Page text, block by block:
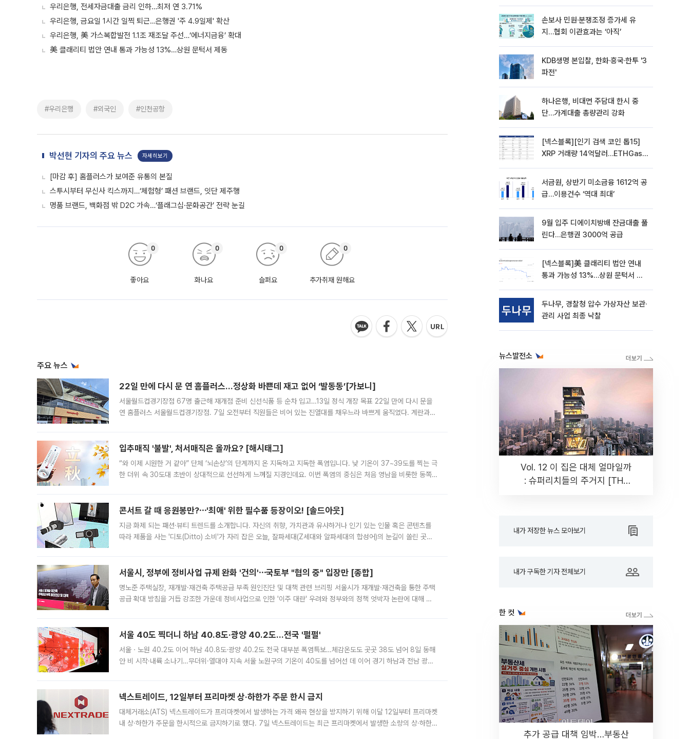
우리은행, 전세자금대출 금리 인하…최저 연 3.71%
우리은행, 금요일 1시간 일찍 퇴근…은행권 '주 4.9일제' 확산
우리은행, 美 가스복합발전 1.1조 재조달 주선…‘에너지금융’ 확대
美 클래리티 법안 연내 통과 가능성 13%…상원 문턱서 제동
#우리은행 #외국인 #인천공항
박선현 기자의 주요 뉴스 자세히보기
[마감 후] 홈플러스가 보여준 유통의 본질
스투시부터 무신사 킥스까지…‘체험형’ 패션 브랜드, 잇단 제주행
명품 브랜드, 백화점 밖 D2C 가속…‘플래그십·문화공간’ 전략 눈길
좋아요
0
화나요
0
슬퍼요
0
추가취재 원해요
0
주요 뉴스
22일 만에 다시 문 연 홈플러스…정상화 바쁜데 재고 없어 ‘발동동’[가보니]
서울월드컵경기장점 67명 출근해 재개점 준비 신선식품 등 순차 입고…13일 정식 개장 목표 22일 만에 다시 문을
연 홈플러스 서울월드컵경기장점. 7일 오전부터 직원들은 비어 있는 진열대를 채우느라 바쁘게 움직였다. 계란과
입추매직 '불발', 처서매직은 올까요? [해시태그]
“와 이제 시원한 거 같아” 단체 ‘뇌손상’의 단계까지 온 지독하고 지독한 폭염입니다. 낮 기온이 37~39도를 찍는 극
한 더위 속 30도대 초반이 상대적으로 선선하게 느껴질 지경인데요. 이번 폭염의 중심은 처음 영남을 비롯한 동쪽
콘서트 갈 때 응원봉만?⋯'최애' 위한 필수품 등장이오! [솔드아웃]
지금 화제 되는 패션·뷰티 트렌드를 소개합니다. 자신의 취향, 가치관과 유사하거나 인기 있는 인물 혹은 콘텐츠를
따라 제품을 사는 '디토(Ditto) 소비'가 자리 잡은 오늘, 잘파세대(Z세대와 알파세대의 합성어)의 눈길이 쏠린 곳은
서울시, 정부에 정비사업 규제 완화 '건의'⋯국토부 "협의 중" 입장만 [종합]
명노준 주택실장, 재개발·재건축 주택공급 부족 원인진단 및 대책 관련 브리핑 서울시가 재개발·재건축을 통한 주택
공급 확대 방침을 거듭 강조한 가운데 정비사업으로 인한 '이주 대란' 우려와 정부와의 정책 엇박자 논란에 대해 정
서울 40도 찍더니 하남 40.8도·광양 40.2도…전국 '펄펄'
서울ㆍ노원 40.2도 이어 하남 40.8도·광양 40.2도 전국 대부분 폭염특보…체감온도도 곳곳 38도 넘어 8일 동해
안 비 시작·내륙 소나기…무더위·열대야 지속 서울 노원구의 기온이 40도를 넘어선 데 이어 경기 하남과 전남 광양
넥스트레이드, 12일부터 프리마켓 상·하한가 주문 한시 금지
대체거래소(ATS) 넥스트레이드가 프리마켓에서 발생하는 가격 왜곡 현상을 방지하기 위해 이달 12일부터 프리마켓
내 상·하한가 주문을 한시적으로 금지하기로 했다. 7일 넥스트레이드는 최근 프리마켓에서 발생한 소량의 상·하한
손보사 민원·분쟁조정 증가세 유
지…협회 이관효과는 ‘아직’
KDB생명 본입찰, 한화·흥국·한투 '3
파전'
하나은행, 비대면 주담대 한시 중
단…가계대출 총량관리 강화
[넥스블록][인기 검색 코인 톱15]
XRP 거래량 14억달러…ETHGas
서금원, 상반기 미소금융 1612억 공
급…이용건수 ‘역대 최대’
9월 입주 디에이치방배 잔금대출 풀
린다…은행권 3000억 공급
[넥스블록]美 클래리티 법안 연내
통과 가능성 13%…상원 문턱서 제
두나무, 경찰청 압수 가상자산 보관·
관리 사업 최종 낙찰
뉴스발전소
Vol. 12 이 집은 대체 얼마일까
: 슈퍼리치들의 주거지 [THE
내가 저장한 뉴스 모아보기
내가 구독한 기자 전체보기
한 컷
추가 공급 대책 임박…부동산